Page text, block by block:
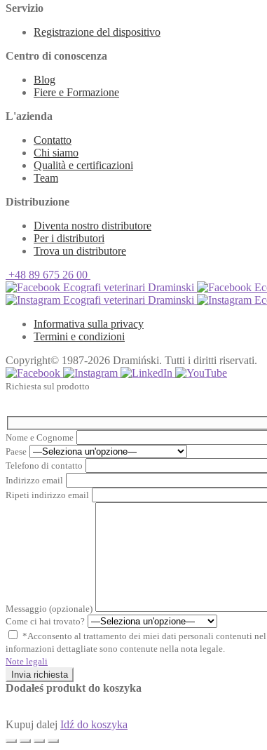
Servizio
Registrazione del dispositivo
Centro di conoscenza
Blog
Fiere e Formazione
L'azienda
Contatto
Chi siamo
Qualità e certificazioni
Team
Distribuzione
Diventa nostro distributore
Per i distributori
Trova un distributore
+48 89 675 26 00
Ecografi veterinari Draminski
Ecografi veterinari Draminski
Informativa sulla privacy
Termini e condizioni
Copyright© 1987-2026 Dramiński. Tutti i diritti riservati.
Richiesta sul prodotto
Nome e Cognome
Paese
Telefono di contatto
Indirizzo email
Ripeti indirizzo email
Messaggio (opzionale)
Come ci hai trovato?
*Acconsento al trattamento dei miei dati personali contenuti
informazioni dettagliate sono contenute nella nota legale.
Note legali
Invia richiesta
Dodałeś produkt do koszyka
Kupuj dalej Idź do koszyka